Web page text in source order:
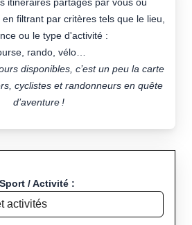
itinéraires partagés par vous ou
filtrant par critères tels que le lieu,
ou le type d'activité :
rando, vélo…
disponibles, c’est un peu la carte
cyclistes et randonneurs en quête
d’aventure !
Sport / Activité :